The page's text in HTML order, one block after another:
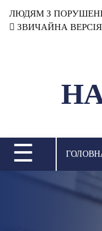
ЛЮДЯМ З
ЗВИЧАЙНА ВЕРСІЯ
НАУКОВА ДІЯЛЬНІСТЬ
МІЖНАРОДНА
ВСТУПНА КАМПАНІЯ
☰